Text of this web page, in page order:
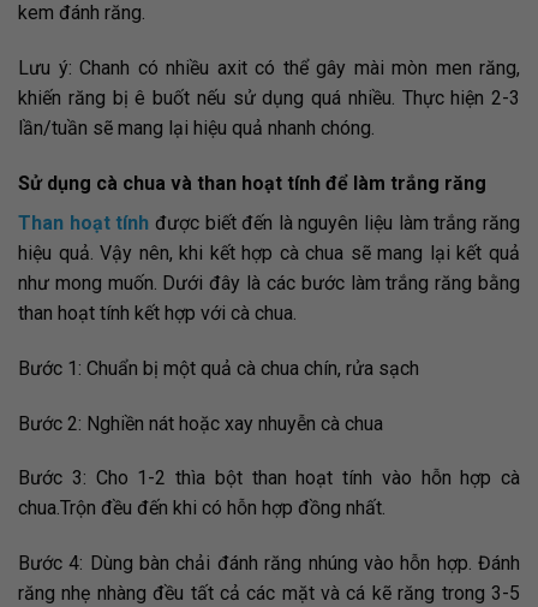
kem đánh răng.
Lưu ý: Chanh có nhiều axit có thể gây mài mòn men răng,
khiến răng bị ê buốt nếu sử dụng quá nhiều. Thực hiện 2-3
lần/tuần sẽ mang lại hiệu quả nhanh chóng.
Sử dụng cà chua và than hoạt tính để làm trắng răng
Than hoạt tính được biết đến là nguyên liệu làm trắng răng
hiệu quả. Vậy nên, khi kết hợp cà chua sẽ mang lại kết quả
như mong muốn. Dưới đây là các bước làm trắng răng bằng
than hoạt tính kết hợp với cà chua.
Bước 1: Chuẩn bị một quả cà chua chín, rửa sạch
Bước 2: Nghiền nát hoặc xay nhuyễn cà chua
Bước 3: Cho 1-2 thìa bột than hoạt tính vào hỗn hợp cà
chua.Trộn đều đến khi có hỗn hợp đồng nhất.
Bước 4: Dùng bàn chải đánh răng nhúng vào hỗn hợp. Đánh
răng nhẹ nhàng đều tất cả các mặt và cá kẽ răng trong 3-5